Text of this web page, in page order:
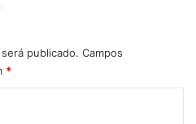
a vereadora Fátima
da inclusão
entregando
dos Defiças, uma
Santos, que sempre
publicado. Campos
*